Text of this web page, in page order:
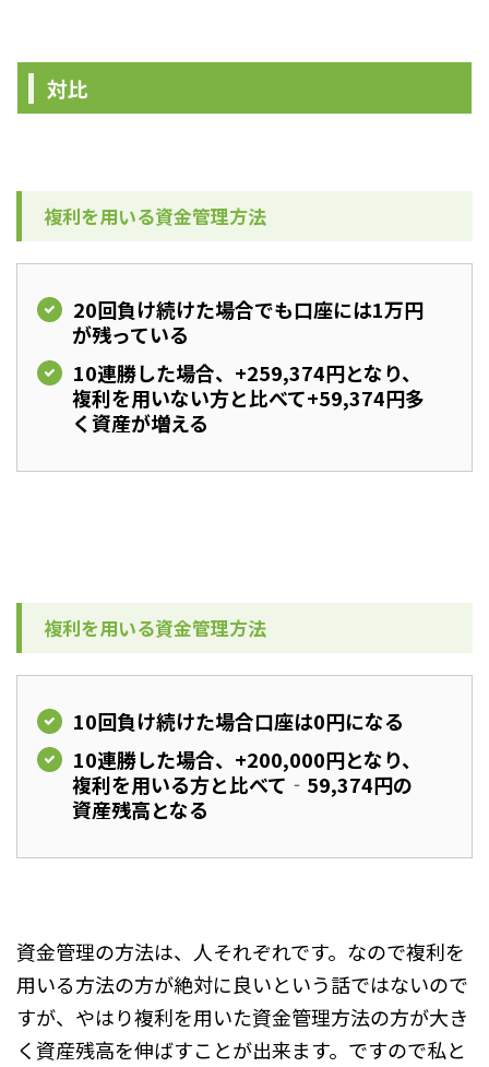
対比
複利を用いる資金管理方法
20回負け続けた場合でも口座には1万円
が残っている
10連勝した場合、+259,374円となり、
複利を用いない方と比べて+59,374円多
く資産が増える
複利を用いる資金管理方法
10回負け続けた場合口座は0円になる
10連勝した場合、+200,000円となり、
複利を用いる方と比べて‐59,374円の
資産残高となる
資金管理の方法は、人それぞれです。なので複利を
用いる方法の方が絶対に良いという話ではないので
すが、やはり複利を用いた資金管理方法の方が大き
く資産残高を伸ばすことが出来ます。ですので私と